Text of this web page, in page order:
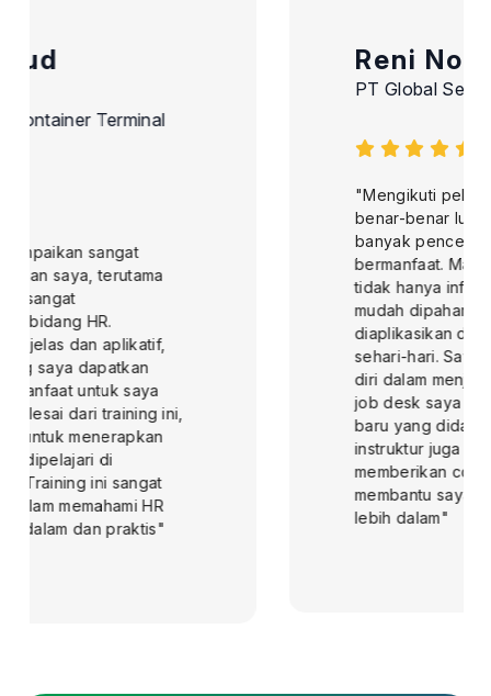
"Mengikuti pelatihan di MKI Training ini
benar-benar luar biasa dan memberikan
banyak pencerahan yang sangat
bermanfaat. Materi yang disampaikan
tidak hanya informatif, tetapi juga
mudah dipahami dan langsung dapat
diaplikasikan dalam pekerjaan saya
sehari-hari. Saya merasa lebih percaya
diri dalam menjalankan tugas-tugas di
job desk saya karena pengetahuan
baru yang didadapatkan. Selain itu,
instruktur juga sangat berpengalaman,
memberikan contoh-contoh nyata yang
membantu saya memahami konsep
lebih dalam"